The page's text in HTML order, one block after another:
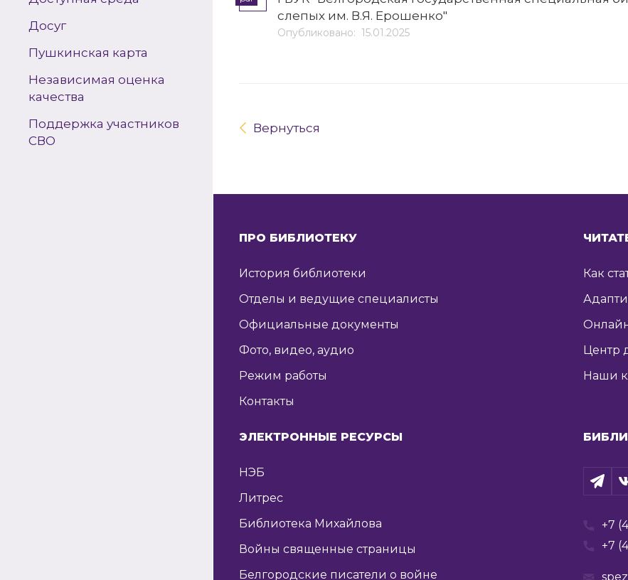
Досуг
Пушкинская карта
Независимая оценка
качества
Поддержка участников
СВО
слепых им. В.Я. Ерошенко"
Опубликовано: 15.01.2025
Вернуться
ПРО БИБЛИОТЕКУ
История библиотеки
Отделы и ведущие специалисты
Официальные документы
Фото, видео, аудио
Режим работы
Контакты
Как
Центр
Наши
ЭЛЕКТРОННЫЕ РЕСУРСЫ
НЭБ
Литрес
Библиотека Михайлова
Войны священные страницы
Белгородские писатели о войне
+7
+7